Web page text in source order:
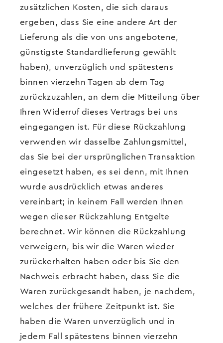
zusätzlichen Kosten, die sich daraus
ergeben, dass Sie eine andere Art der
Lieferung als die von uns angebotene,
günstigste Standardlieferung gewählt
haben), unverzüglich und spätestens
binnen vierzehn Tagen ab dem Tag
zurückzuzahlen, an dem die Mitteilung über
Ihren Widerruf dieses Vertrags bei uns
eingegangen ist. Für diese Rückzahlung
verwenden wir dasselbe Zahlungsmittel,
das Sie bei der ursprünglichen Transaktion
eingesetzt haben, es sei denn, mit Ihnen
wurde ausdrücklich etwas anderes
vereinbart; in keinem Fall werden Ihnen
wegen dieser Rückzahlung Entgelte
berechnet. Wir können die Rückzahlung
verweigern, bis wir die Waren wieder
zurückerhalten haben oder bis Sie den
Nachweis erbracht haben, dass Sie die
Waren zurückgesandt haben, je nachdem,
welches der frühere Zeitpunkt ist. Sie
haben die Waren unverzüglich und in
jedem Fall spätestens binnen vierzehn